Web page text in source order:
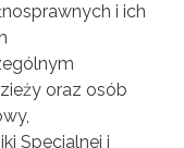
i ich
oraz osób
Specjalnej i